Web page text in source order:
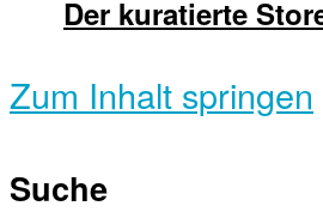
Der kuratierte
Zum Inhalt springen
Suche